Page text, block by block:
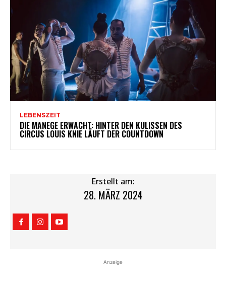
LEBENSZEIT
DIE MANEGE ERWACHT: HINTER DEN KULISSEN DES
CIRCUS LOUIS KNIE LÄUFT DER COUNTDOWN
Erstellt am:
28. MÄRZ 2024
Anzeige